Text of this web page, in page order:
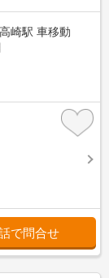
崎駅 車移動
で問合せ